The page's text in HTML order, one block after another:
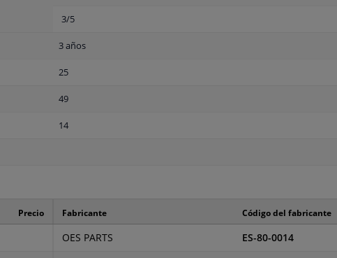
3/5
3 años
25
49
14
Precio Fabricante Código del fabricante
OES PARTS ES-80-0014